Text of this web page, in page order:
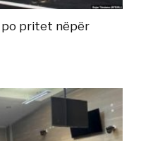
po pritet nëpër